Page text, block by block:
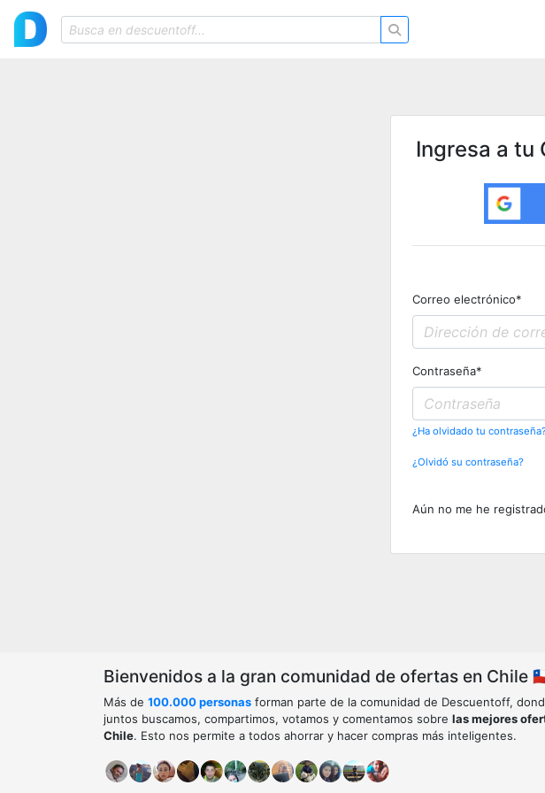
Ingresa a tu
Correo electrónico*
Contraseña*
¿Ha olvidado tu
¿Olvidó su contraseña?
Aún no me he
Bienvenidos a la gran comunidad de ofertas en Chile
Más de 100.000 personas forman parte de la comunidad de Descuentoff,
juntos buscamos, compartimos, votamos y comentamos sobre las mejores
Chile. Esto nos permite a todos ahorrar y hacer compras más inteligentes.